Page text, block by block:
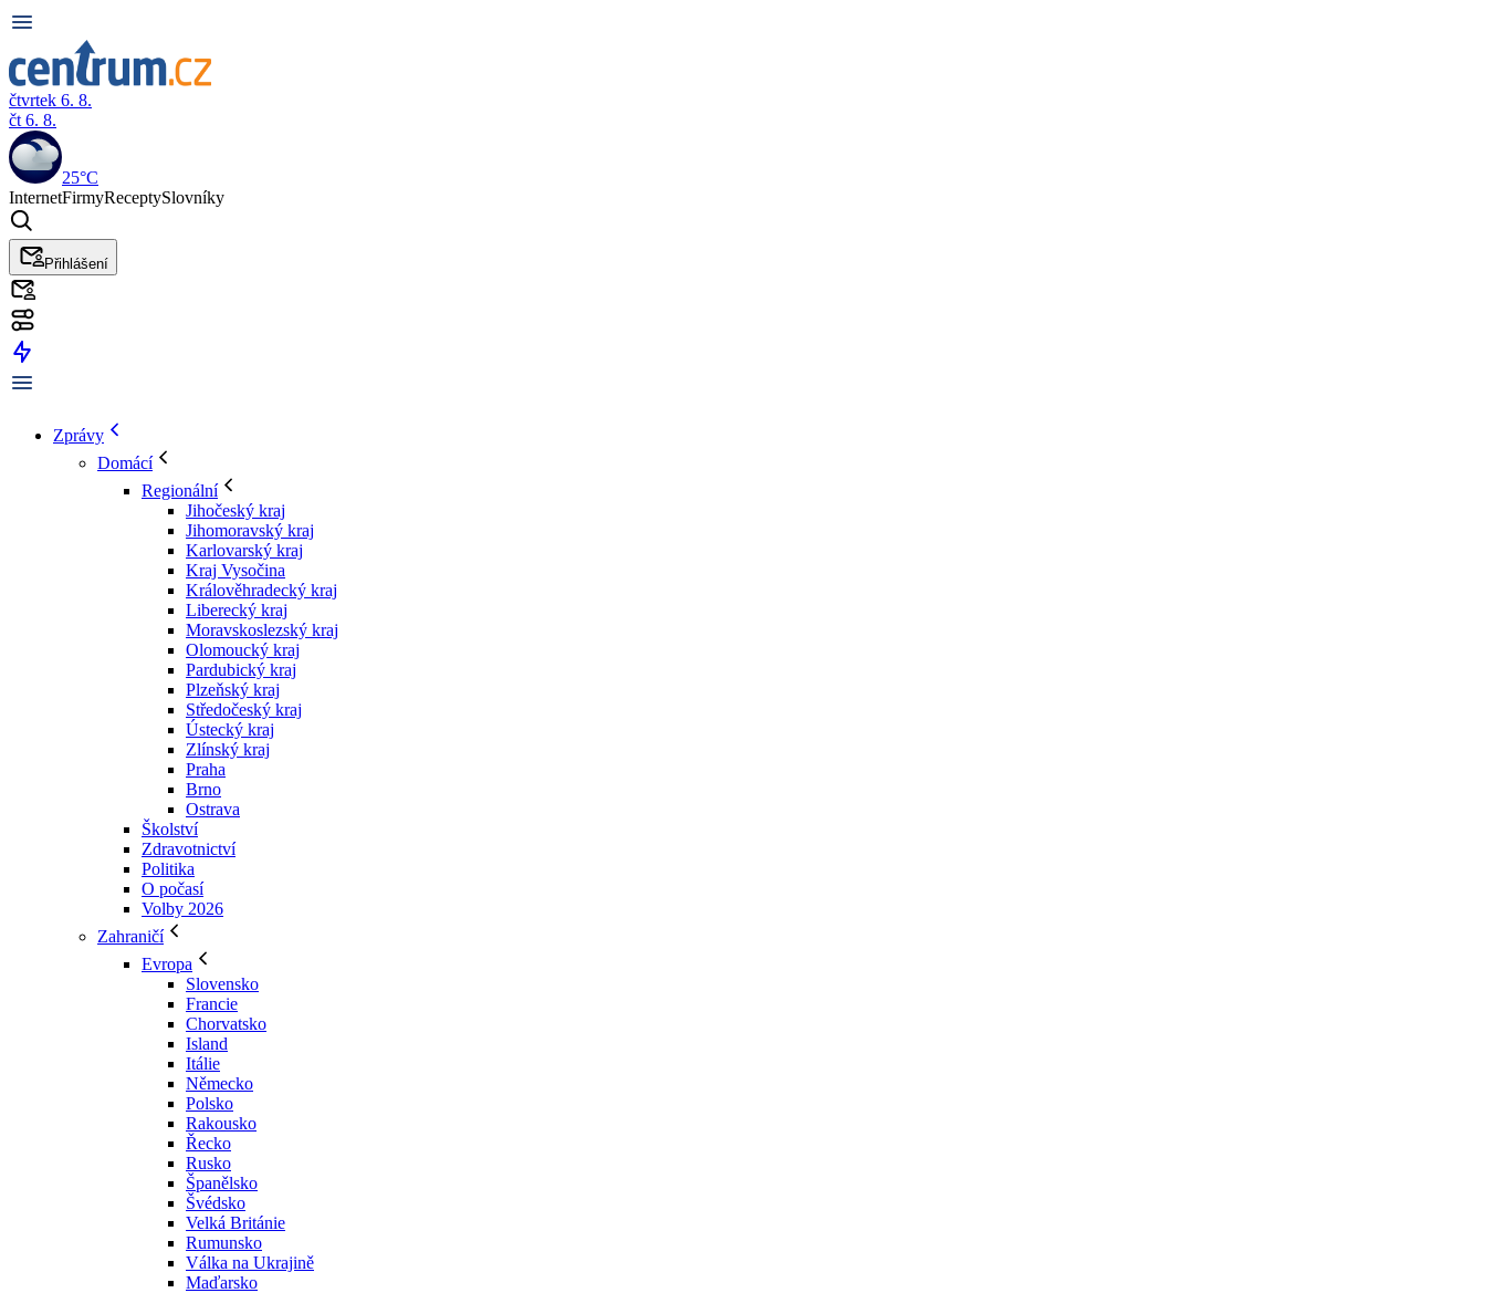
čtvrtek 6. 8.
čt 6. 8.
25°C
InternetFirmyReceptySlovníky
Přihlášení
Zprávy
Domácí
Regionální
Jihočeský kraj
Jihomoravský kraj
Karlovarský kraj
Kraj Vysočina
Králověhradecký kraj
Liberecký kraj
Moravskoslezský kraj
Olomoucký kraj
Pardubický kraj
Plzeňský kraj
Středočeský kraj
Ústecký kraj
Zlínský kraj
Praha
Brno
Ostrava
Školství
Zdravotnictví
Politika
O počasí
Volby 2026
Zahraničí
Evropa
Slovensko
Francie
Chorvatsko
Island
Itálie
Německo
Polsko
Rakousko
Řecko
Rusko
Španělsko
Švédsko
Velká Británie
Rumunsko
Válka na Ukrajině
Maďarsko